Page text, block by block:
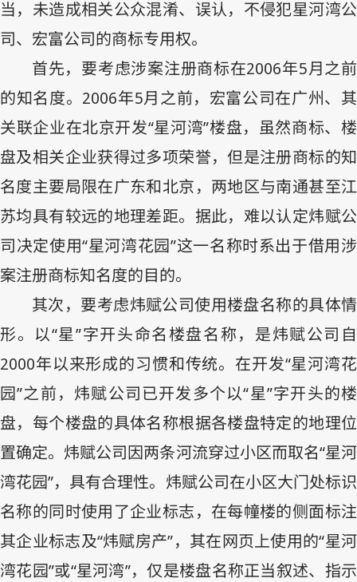
当，未造成相关公众混淆、误认，不侵犯星河湾公
司、宏富公司的商标专用权。
首先，要考虑涉案注册商标在2006年5月之前
的知名度。 2006年5月之前，宏富公司在广州、其
关联企业在北京开发“星河湾”楼盘，虽然商标、楼
盘及相关企业获得过多项荣誉，但是注册商标的知
名度主要局限在广东和北京，两地区与南通甚至江
苏均具有较远的地理差距。据此，难以认定炜赋公
司决定使用“星河湾花园”这一名称时系出于借用涉
案注册商标知名度的目的。
其次，要考虑炜赋公司使用楼盘名称的具体情
形。以“星”字开头命名楼盘名称，是炜赋公司自
2000年以来形成的习惯和传统。在开发“星河湾花
园”之前，炜赋公司已开发多个以“星”字开头的楼
盘，每个楼盘的具体名称根据各楼盘特定的地理位
置确定。炜赋公司因两条河流穿过小区而取名“星河
湾花园”，具有合理性。炜赋公司在小区大门处标识
名称的同时使用了企业标志，在每幢楼的侧面标注
其企业标志及“炜赋房产”，其在网页上使用的“星河
湾花园”或“星河湾”，仅是楼盘名称正当叙述、指示